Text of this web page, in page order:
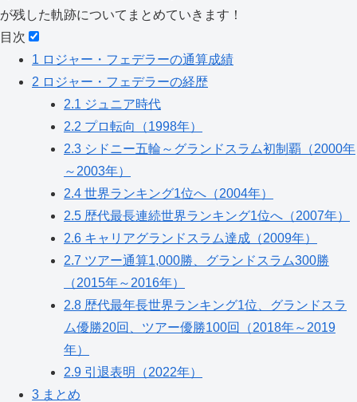
が残した軌跡についてまとめていきます！
目次
1 ロジャー・フェデラーの通算成績
2 ロジャー・フェデラーの経歴
2.1 ジュニア時代
2.2 プロ転向（1998年）
2.3 シドニー五輪～グランドスラム初制覇（2000年
～2003年）
2.4 世界ランキング1位へ（2004年）
2.5 歴代最長連続世界ランキング1位へ（2007年）
2.6 キャリアグランドスラム達成（2009年）
2.7 ツアー通算1,000勝、グランドスラム300勝
（2015年～2016年）
2.8 歴代最年長世界ランキング1位、グランドスラ
ム優勝20回、ツアー優勝100回（2018年～2019
年）
2.9 引退表明（2022年）
3 まとめ